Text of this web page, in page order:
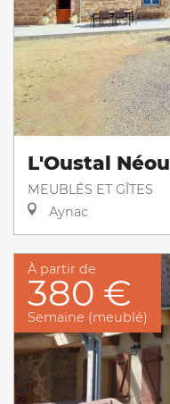
L'Oustal Néou
MEUBLÉS ET GÎTES
Aynac
À partir de
380 €
Semaine (meublé)